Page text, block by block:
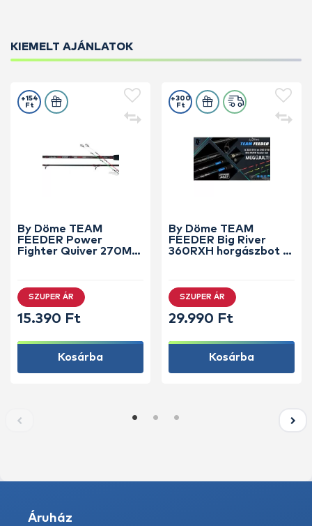
KIEMELT AJÁNLATOK
By Döme TEAM
FEEDER Power
Fighter Quiver 270M
+154
Ft
SZUPER ÁR
15.390 Ft
Kosárba
By Döme TEAM
FEEDER Big River
360RXH horgászbot +
+300
Ft
SZUPER ÁR
29.990 Ft
Kosárba
Áruház